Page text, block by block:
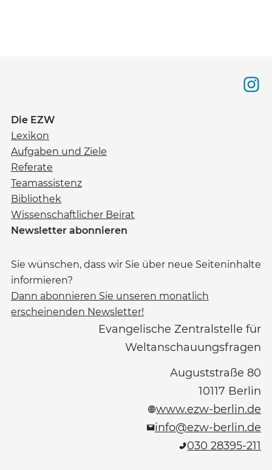
Die EZW
Lexikon
Aufgaben und Ziele
Referate
Teamassistenz
Bibliothek
Wissenschaftlicher Beirat
Newsletter abonnieren
Sie wünschen, dass wir Sie über neue Seiteninhalte
informieren?
Dann abonnieren Sie unseren monatlich
erscheinenden Newsletter!
Evangelische Zentralstelle für
Weltanschauungsfragen
Auguststraße 80
10117 Berlin
www.ezw-berlin.de
info@ezw-berlin.de
030 28395-211